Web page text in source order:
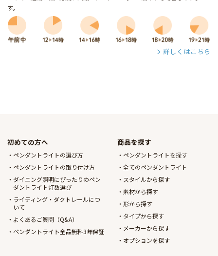
す。
詳しくはこちら
初めての方へ
ペンダントライトの選び方
ペンダントライトの取り付け方
ダイニング照明にぴったりのペン
ダントライト灯数選び
ライティング・ダクトレールにつ
いて
よくあるご質問（Q&A）
ペンダントライト全品無料3年保証
商品を探す
ペンダントライトを探す
全てのペンダントライト
スタイルから探す
素材から探す
形から探す
タイプから探す
メーカーから探す
オプションを探す